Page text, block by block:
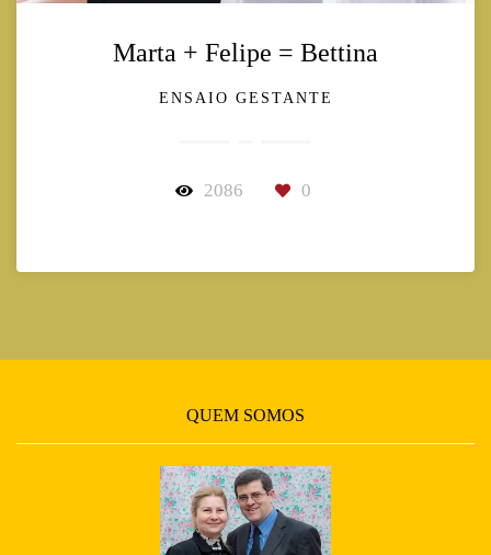
Marta + Felipe = Bettina
ENSAIO GESTANTE
2086 0
QUEM SOMOS